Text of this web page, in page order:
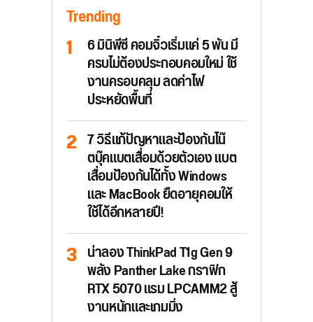
Trending
6 มินิพีซี คอมจิ๋วเริ่มแค่ 5 พัน มี
ครบไม่ต้องประกอบคอมใหม่ ใช้
งานครอบคลุม ลดค่าไฟ
ประหยัดพื้นที่
7 วิธีแก้ปัญหาและป้องกันโน๊
ตบุ๊คแบตเสื่อมด้วยตัวเอง แบต
เสื่อมป้องกันได้ทั้ง Windows
และ MacBook ยืดอายุคอมให้
ใช้ได้อีกหลายปี!
น่าลอง ThinkPad T1g Gen 9
พลัง Panther Lake กราฟิก
RTX 5070 แรม LPCAMM2 สู้
งานหนักและเกมมิ่ง